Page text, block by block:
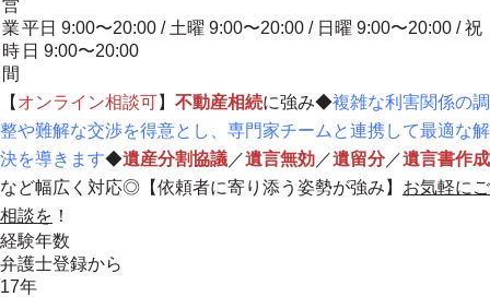
営
業
時
間
平日 9:00〜20:00 / 土曜 9:00〜20:00 / 日曜 9:00〜20:00 / 祝
日 9:00〜20:00
【 オンライン相談可】 不動産相続に強み◆複雑な利害関係の調
整や難解な交渉を得意とし、専門家チームと連携して最適な解
決を導きます◆遺産分割協議 ／遺言無効 ／遺留分／遺言書作成
など幅広く対応◎【依頼者に寄り添う姿勢が強み 】 お気軽にご
相談を ！
経験年数
弁護士登録から
17年